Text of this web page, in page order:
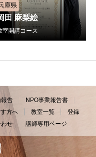
庫県
田 麻梨絵
室開講コース
告
NPO事業報告書
方へ 教室一覧
登録
せ 講師専用ページ